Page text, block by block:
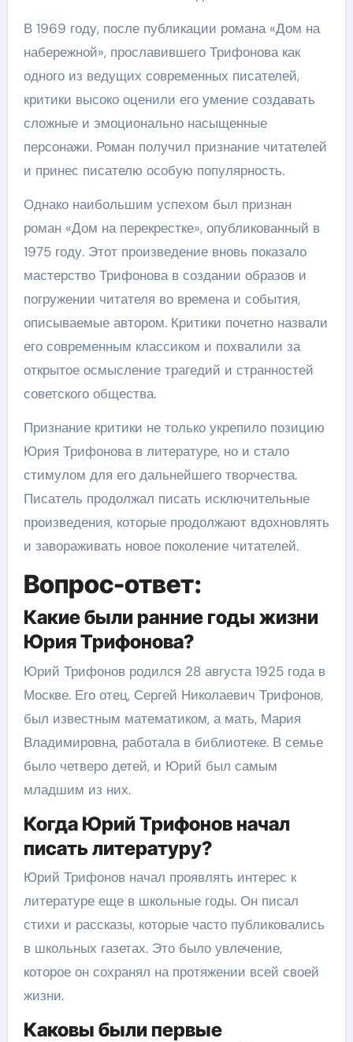
В 1969 году, после публикации романа «Дом на
набережной», прославившего Трифонова как
одного из ведущих современных писателей,
критики высоко оценили его умение создавать
сложные и эмоционально насыщенные
персонажи. Роман получил признание читателей
и принес писателю особую популярность.
Однако наибольшим успехом был признан
роман «Дом на перекрестке», опубликованный в
1975 году. Этот произведение вновь показало
мастерство Трифонова в создании образов и
погружении читателя во времена и события,
описываемые автором. Критики почетно назвали
его современным классиком и похвалили за
открытое осмысление трагедий и странностей
советского общества.
Признание критики не только укрепило позицию
Юрия Трифонова в литературе, но и стало
стимулом для его дальнейшего творчества.
Писатель продолжал писать исключительные
произведения, которые продолжают вдохновлять
и завораживать новое поколение читателей.
Вопрос-ответ:
Какие были ранние годы жизни
Юрия Трифонова?
Юрий Трифонов родился 28 августа 1925 года в
Москве. Его отец, Сергей Николаевич Трифонов,
был известным математиком, а мать, Мария
Владимировна, работала в библиотеке. В семье
было четверо детей, и Юрий был самым
младшим из них.
Когда Юрий Трифонов начал
писать литературу?
Юрий Трифонов начал проявлять интерес к
литературе еще в школьные годы. Он писал
стихи и рассказы, которые часто публиковались
в школьных газетах. Это было увлечение,
которое он сохранял на протяжении всей своей
жизни.
Каковы были первые